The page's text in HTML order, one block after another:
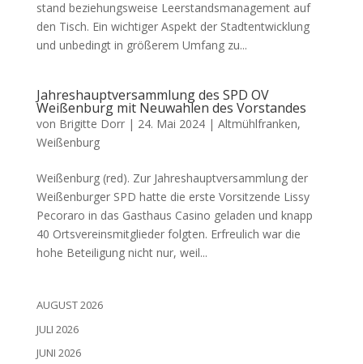
stand bezie­hungs­wei­se Leer­stands­ma­nage­ment auf
den Tisch. Ein wich­ti­ger Aspekt der Stadt­ent­wick­lung
und unbe­dingt in grö­ße­rem Umfang zu...
Jahreshauptversammlung des SPD OV
Weißenburg mit Neuwahlen des Vorstandes
von Brigitte Dorr| 24. Mai 2024| Altmühlfranken,
Weißenburg
Wei­ßen­burg (red). Zur Jah­res­haupt­ver­samm­lung der
Wei­ßen­bur­ger SPD hat­te die ers­te Vor­sit­zen­de Lis­sy
Peco­r­a­ro in das Gast­haus Casi­no gela­den und knapp
40 Orts­ver­eins­mit­glie­der folg­ten. Erfreu­lich war die
hohe Betei­li­gung nicht nur, weil...
AUGUST 2026
JULI 2026
JUNI 2026